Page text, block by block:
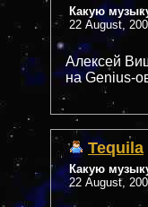
Какую
22 August,
Алексей
на Genius-
Tequila
Какую
22 August,